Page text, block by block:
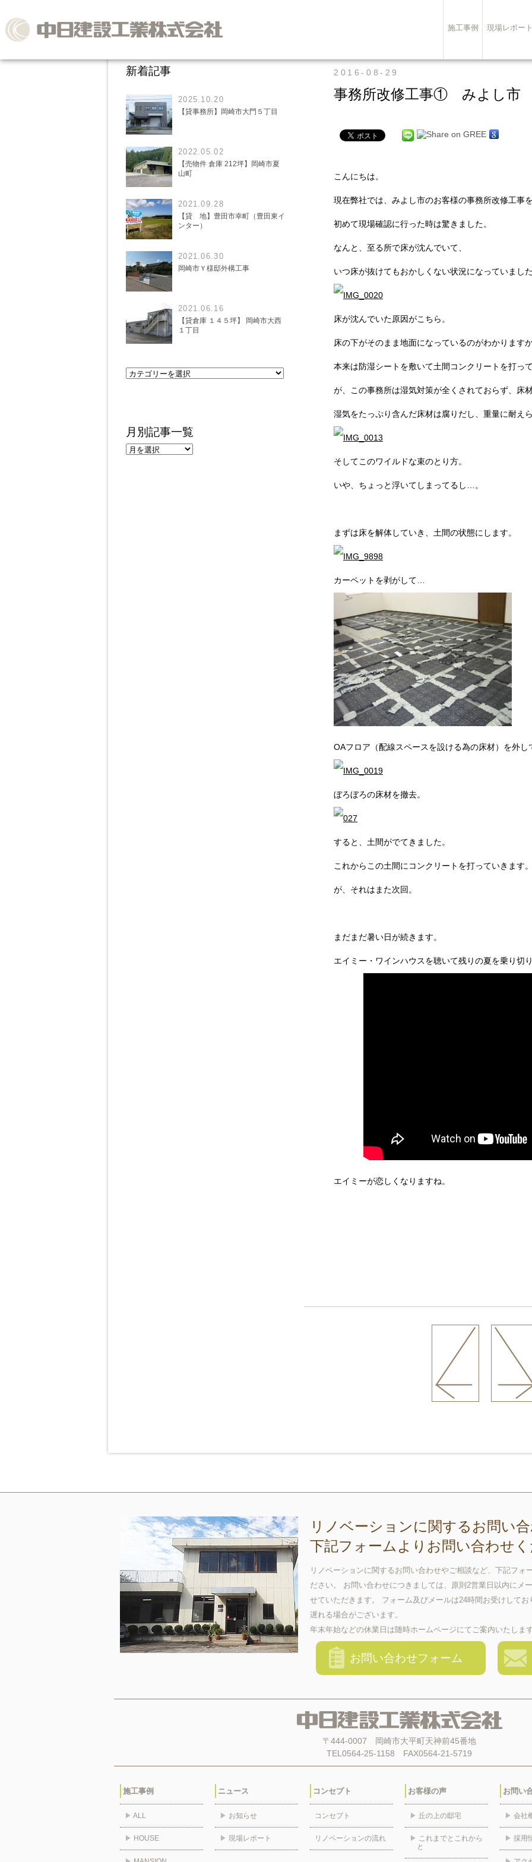
2016-08-29
事務所改修工事① みよし市
こんにちは。
現在弊社では、みよし市のお客様の事務所改修工事
初めて現場確認に行った時は驚きました。
なんと、至る所で床が沈んでいて、
いつ床が抜けてもおかしくない状況になっていまし
床が沈んでいた原因がこちら。
床の下がそのまま地面になっているのがわかります
本来は防湿シートを敷いて土間コンクリートを打っ
が、この事務所は湿気対策が全くされておらず、床
湿気をたっぷり含んだ床材は腐りだし、重量に耐え
そしてこのワイルドな束のとり方。
いや、ちょっと浮いてしまってるし…。
まずは床を解体していき、土間の状態にします。
カーペットを剥がして…
OAフロア（配線スペースを設ける為の床材）を外
ぼろぼろの床材を撤去。
すると、土間がでてきました。
これからこの土間にコンクリートを打っていきます
が、それはまた次回。
まだまだ暑い日が続きます。
エイミー・ワインハウスを聴いて残りの夏を乗り切
エイミーが恋しくなりますね。
新着記事
2025.10.20
【貸事務所】岡崎市大門５丁目
2022.05.02
【売物件 倉庫 212坪】岡崎市夏
山町
2021.09.28
【貸 地】豊田市幸町（豊田東イ
ンター）
2021.06.30
岡崎市Ｙ様邸外構工事
2021.06.16
【貸倉庫 １４５坪】 岡崎市大西
１丁目
月別記事一覧
リノベーションに関するお問い
下記フォームよりお問い合わせ
リノベーションに関するお問い合わせやご相談など、下記フォ
ださい。 お問い合わせにつきましては、原則2営業日以内にメ
せていただきます。 フォーム及びメールは24時間お受けして
遅れる場合がございます。
年末年始などの休業日は随時ホームページにてご案内いたしま
お問い合わせフォーム
〒444-0007 岡崎市大平町天神前45番地
TEL0564-25-1158 FAX0564-21-5719
施工事例
▶ ALL
▶ HOUSE
ニュース
▶ お知らせ
▶ 現場レポート
コンセプト
コンセプト
リノベーションの流れ
お客様の声
▶ 丘の上の邸宅
▶
これまでとこれから
と
お問い
▶ 会社
▶ 採用
施工事例 現場レポー